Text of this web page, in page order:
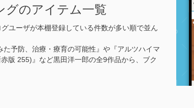
グのアイテム一覧
ユーザが本棚登録している件数が多い順で並ん
た予防、治療・療育の可能性』や『アルツハイマ
版 255)』など黒田洋一郎の全9作品から、ブク